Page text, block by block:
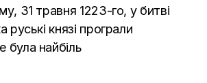
31 травня 1223-го, у битві
руські князі програли
була найбіль